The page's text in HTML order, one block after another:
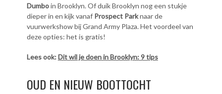
Dumboin Brooklyn. Of duik Brooklyn nog een stukje
dieper in en kijk vanaf Prospect Parknaar de
vuurwerkshow bij Grand Army Plaza. Het voordeel van
deze opties: het is gratis!
Lees ook:Dit wil je doen in Brooklyn: 9 tips
OUD EN NIEUW BOOTTOCHT